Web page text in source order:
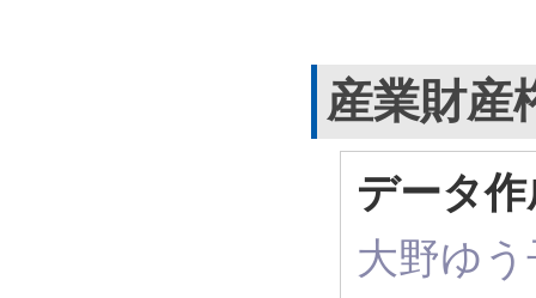
産業財産
データ
大野ゆ